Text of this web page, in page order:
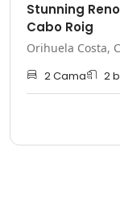
Stunning
Cabo Roig
Orihuela Costa,
2Cama 2